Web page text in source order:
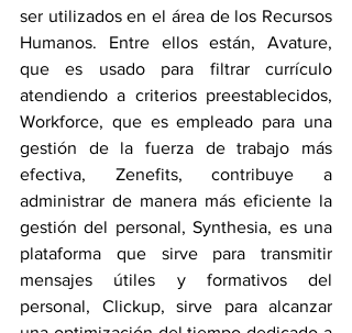
ser utilizados en el área de los Recursos
Humanos. Entre ellos están, Avature,
que es usado para filtrar currículo
atendiendo a criterios preestablecidos,
Workforce, que es empleado para una
gestión de la fuerza de trabajo más
efectiva, Zenefits, contribuye a
administrar de manera más eficiente la
gestión del personal, Synthesia, es una
plataforma que sirve para transmitir
mensajes útiles y formativos del
personal, Clickup, sirve para alcanzar